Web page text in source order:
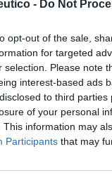
- Do Not
opt-out of the sale,
for targeted
selection. Please note
interest-based ads
to third
of your personal
This information may
Participants that may
En
sino
las
preferida de
de actualidad.